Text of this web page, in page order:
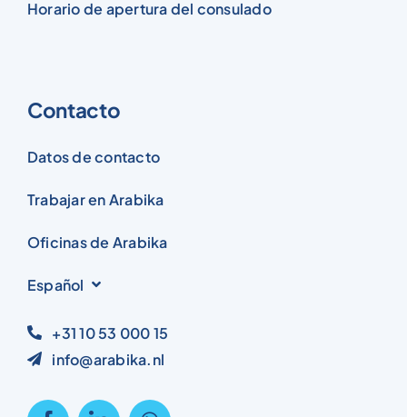
Horario de apertura del consulado
Contacto
Datos de contacto
Trabajar en Arabika
Oficinas de Arabika
Español
+31 10 53 000 15
info@arabika.nl